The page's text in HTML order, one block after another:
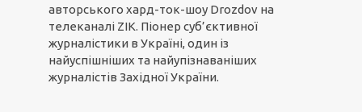
авторського хард-ток-шоу Drozdov на
телеканалі ZIK. Піонер суб’єктивної
журналістики в Україні, один із
найуспішніших та найупізнаваніших
журналістів Західної України.